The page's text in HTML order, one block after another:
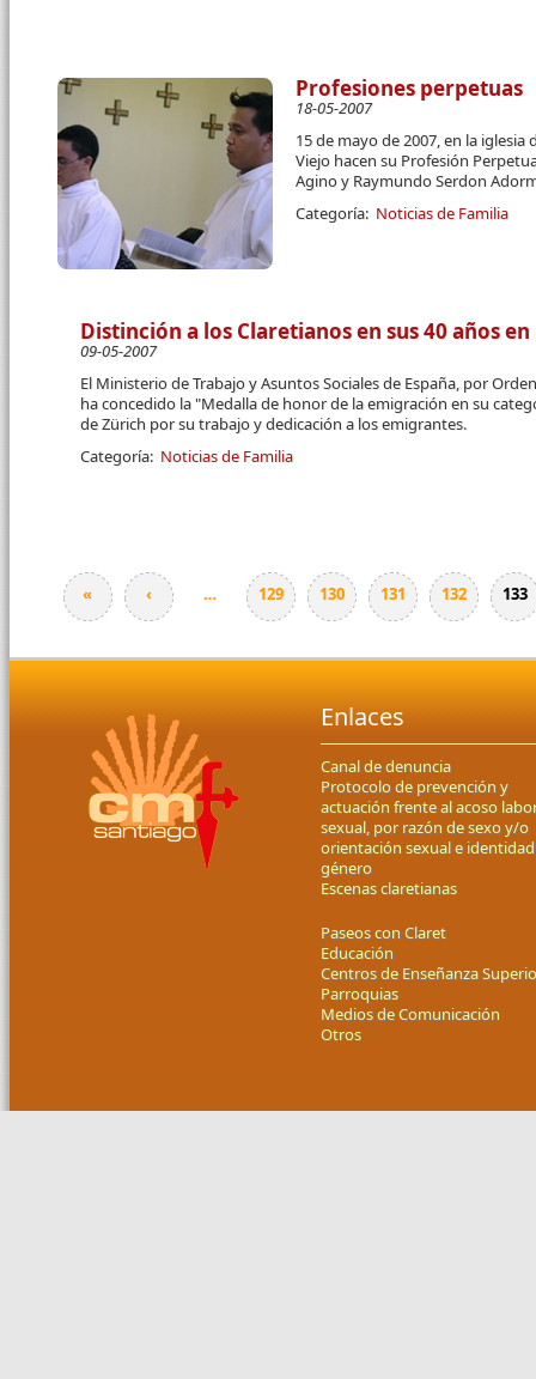
Profesiones perpetuas
18-05-2007
15 de mayo de 2007, en la
Viejo hacen su Profesión
Agino y Raymundo Serdon
Categoría: Noticias de Familia
Distinción a los Claretianos en sus 40 años
09-05-2007
El Ministerio de Trabajo y Asuntos Sociales de España, por
ha concedido la "Me­dalla de honor de la emi­gración en su
de Zürich por su trabajo y dedi­cación a los emigrantes.
Categoría: Noticias de Familia
Páginas
« ‹ … 129 130 131 132 133
Enlaces
Canal de denuncia
Protocolo de prevención y
actuación frente al acoso
sexual, por razón de sexo y/o
orientación sexual e
género
Escenas claretianas
Paseos con Claret
Educación
Centros de Enseñanza
Parroquias
Medios de Comunicación
Otros